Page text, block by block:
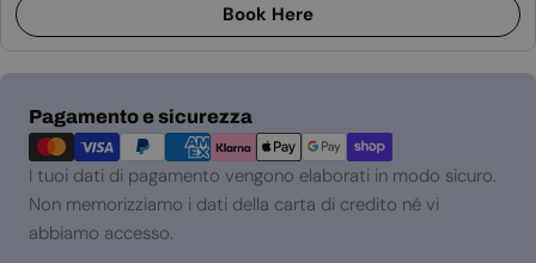
Book Here
Pagamento e sicurezza
Metodi
di
pagamento
I tuoi dati di pagamento vengono elaborati in modo sicuro.
Non memorizziamo i dati della carta di credito né vi
abbiamo accesso.